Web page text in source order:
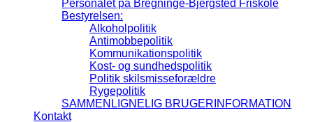
Personalet på Bregninge-Bjergsted Friskole
Bestyrelsen:
Alkoholpolitik
Antimobbepolitik
Kommunikationspolitik
Kost- og sundhedspolitik
Politik skilsmisseforældre
Rygepolitik
SAMMENLIGNELIG BRUGERINFORMATION
Kontakt